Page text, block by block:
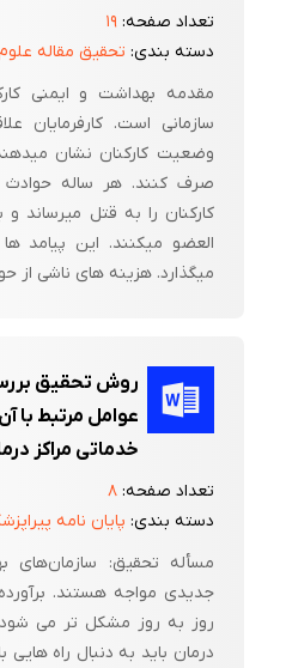
تعداد صفحه:۱۹
دسته بندی: تحقیق مقاله
مقدمه بهداشت و ایمنی
سازمانی است. کارفرمایان
وضعیت کارکنان نشان
صرف کنند. هر ساله حوادث
کارکنان را به قتل میرساند
العضو میکنند. این پیامد
میگذارد. هزینه های ناشی از
روش تحقیق
عوامل مرتبط با
خدماتی مراکز
تعداد صفحه:۸
دسته بندی: پایان نامه
مسأله تحقیق: سازمان‌های
جدیدی مواجه هستند. برآورده
روز به روز مشکل تر می
درمان باید به دنبال راه